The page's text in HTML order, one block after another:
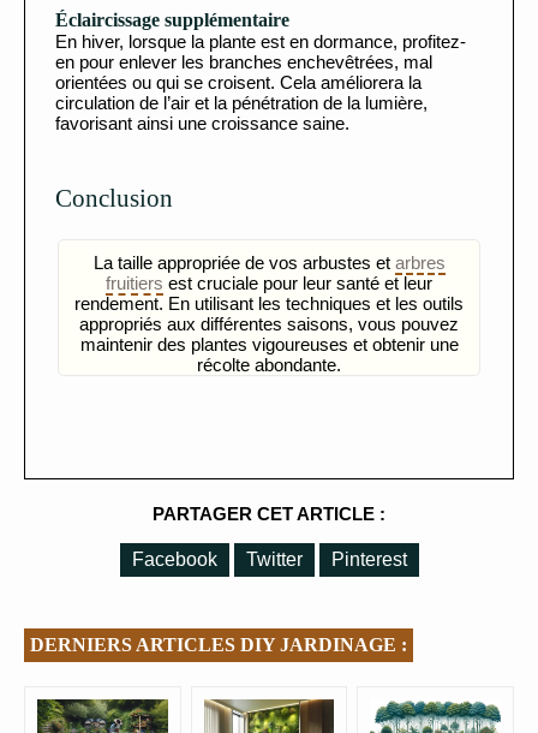
Éclaircissage supplémentaire
En hiver, lorsque la plante est en dormance, profitez-
en pour enlever les branches enchevêtrées, mal
orientées ou qui se croisent. Cela améliorera la
circulation de l’air et la pénétration de la lumière,
favorisant ainsi une croissance saine.
Conclusion
La taille appropriée de vos arbustes et arbres
fruitiers est cruciale pour leur santé et leur
rendement. En utilisant les techniques et les outils
appropriés aux différentes saisons, vous pouvez
maintenir des plantes vigoureuses et obtenir une
récolte abondante.
PARTAGER CET ARTICLE :
Facebook Twitter Pinterest
DERNIERS ARTICLES DIY JARDINAGE :